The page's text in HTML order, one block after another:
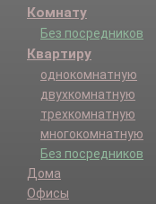
Комнату
Без посредников
Квартиру
однокомнатную
двухкомнатную
трехкомнатную
многокомнатную
Без посредников
Дома
Офисы